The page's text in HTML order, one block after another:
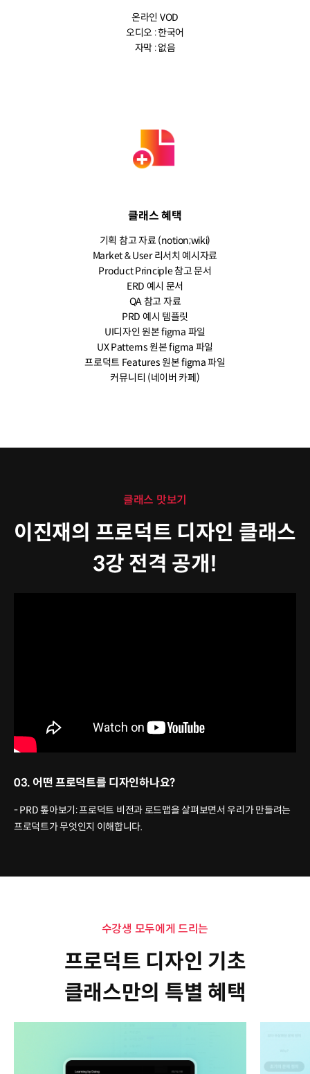
온라인 VOD
오디오 : 한국어
자막 : 없음
클래스 혜택
기획 참고 자료 (notion;wiki)
Market & User 리서치 예시자료
Product Principle 참고 문서
ERD 예시 문서
QA 참고 자료
PRD 예시 템플릿
UI디자인 원본 figma 파일
UX Patterns 원본 figma 파일
프로덕트 Features 원본 figma 파일
커뮤니티 (네이버 카페)
클래스 맛보기
이진재의 프로덕트 디자인 클래스
3강 전격 공개!
03. 어떤 프로덕트를 디자인하나요?
- PRD 톺아보기: 프로덕트 비전과 로드맵을 살펴보면서 우리가 만들려는
프로덕트가 무엇인지 이해합니다.
수강생 모두에게 드리는
프로덕트 디자인 기초
클래스만의 특별 혜택